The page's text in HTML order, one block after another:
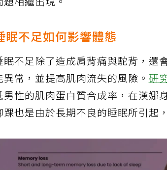
題相繼出現。
眠不足如何影響體態
眠不足除了造成肩背痛與駝背，還
異常，並提高肌肉流失的風險。研
男性的肌肉蛋白質合成率，在漢
踝也是由於長期不良的睡眠所引起